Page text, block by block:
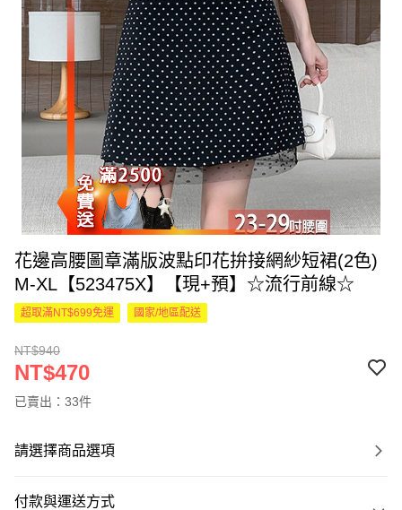
花邊高腰圖章滿版波點印花拚接網紗短裙(2色)
M-XL【523475X】【現+預】☆流行前線☆
超取滿NT$699免運 國家/地區配送
NT$940
NT$470
已賣出：33件
請選擇商品選項
付款與運送方式